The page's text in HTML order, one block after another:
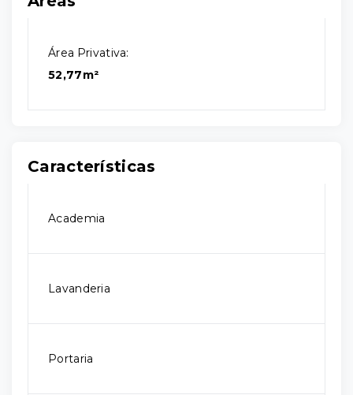
Área Privativa:
52,77m²
Características
Academia
Lavanderia
Portaria